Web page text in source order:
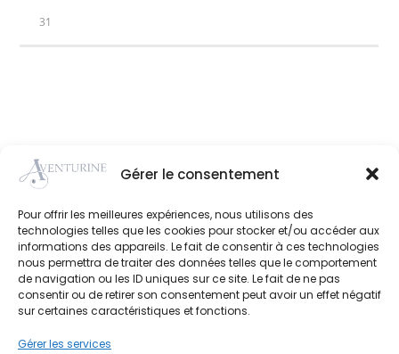
Gérer le consentement
Pour offrir les meilleures expériences, nous utilisons des
technologies telles que les cookies pour stocker et/ou accéder aux
informations des appareils. Le fait de consentir à ces technologies
nous permettra de traiter des données telles que le comportement
de navigation ou les ID uniques sur ce site. Le fait de ne pas
consentir ou de retirer son consentement peut avoir un effet négatif
sur certaines caractéristiques et fonctions.
Gérer les services
31
Achat en
boutique
collect
d'oreille